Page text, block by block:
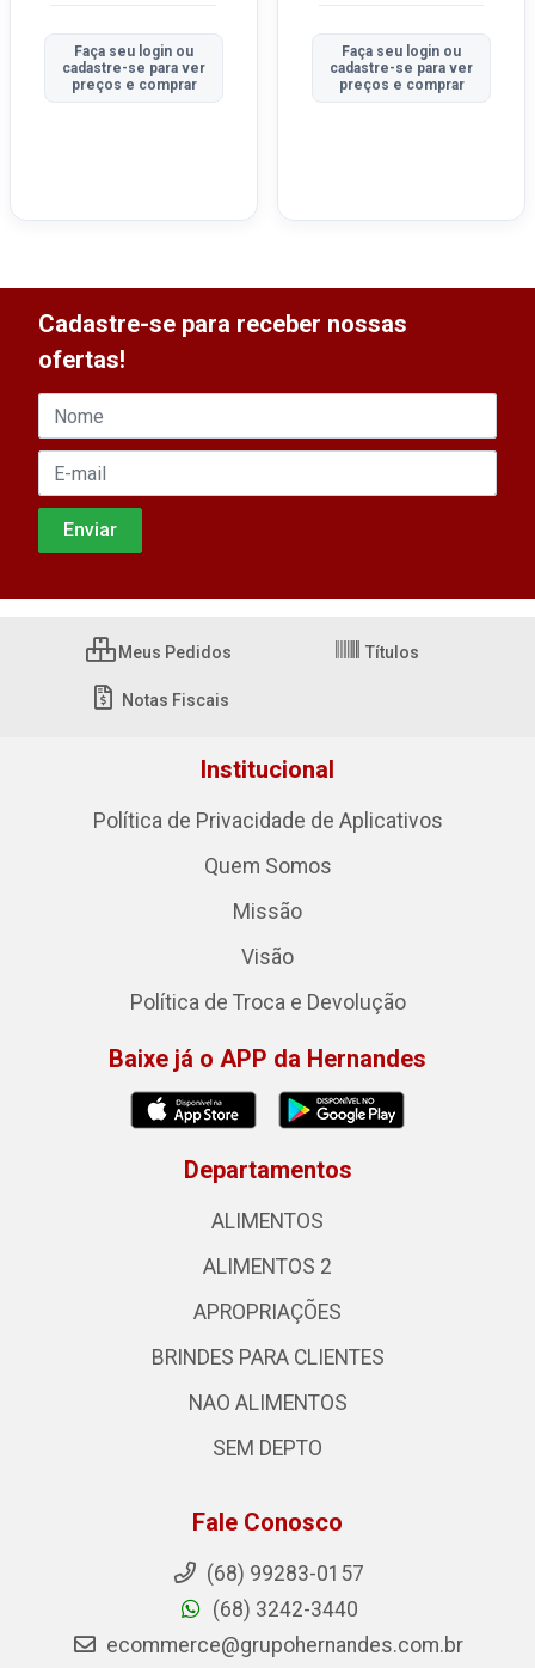
Faça seu login ou
cadastre-se para ver
preços e comprar
Faça seu login ou
cadastre-se para ver
preços e comprar
Cadastre-se para receber nossas
ofertas!
Meus Pedidos Títulos
Notas Fiscais
Institucional
Política de Privacidade de Aplicativos
Quem Somos
Missão
Visão
Política de Troca e Devolução
Baixe já o APP da Hernandes
Departamentos
ALIMENTOS
ALIMENTOS 2
APROPRIAÇÕES
BRINDES PARA CLIENTES
NAO ALIMENTOS
SEM DEPTO
Fale Conosco
(68) 99283-0157
(68) 3242-3440
ecommerce@grupohernandes.com.br